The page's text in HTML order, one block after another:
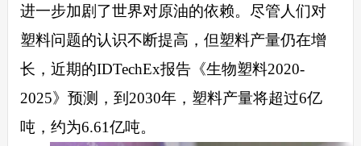
进一步加剧了世界对原油的依赖。尽管人们对
塑料问题的认识不断提高，但塑料产量仍在增
长，近期的IDTechEx报告《生物塑料2020-
2025》预测，到2030年，塑料产量将超过6亿
吨，约为6.61亿吨。